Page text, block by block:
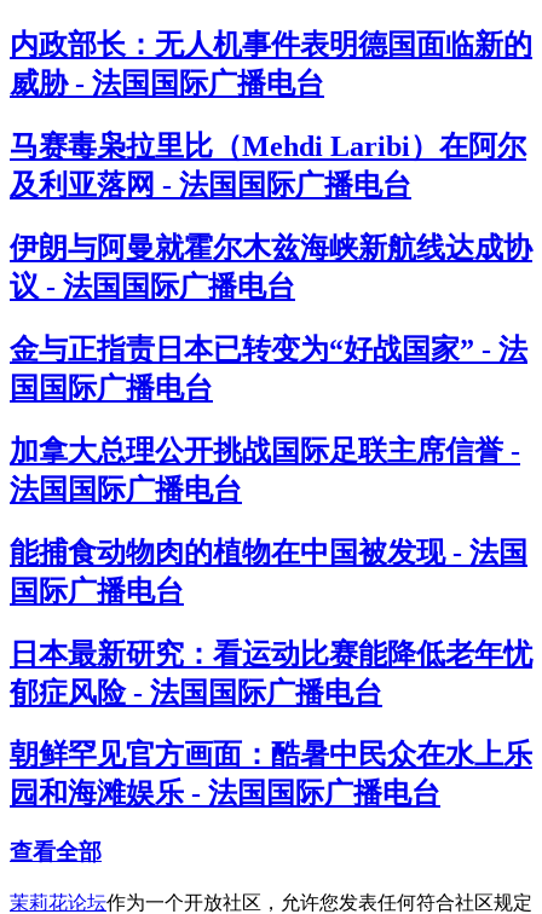
内政部长：无人机事件表明德国面临新的
威胁 - 法国国际广播电台
马赛毒枭拉里比（Mehdi Laribi）在阿尔
及利亚落网 - 法国国际广播电台
伊朗与阿曼就霍尔木兹海峡新航线达成协
议 - 法国国际广播电台
金与正指责日本已转变为“好战国家” - 法
国国际广播电台
加拿大总理公开挑战国际足联主席信誉 -
法国国际广播电台
能捕食动物肉的植物在中国被发现 - 法国
国际广播电台
日本最新研究：看运动比赛能降低老年忧
郁症风险 - 法国国际广播电台
朝鲜罕见官方画面：酷暑中民众在水上乐
园和海滩娱乐 - 法国国际广播电台
查看全部
茉莉花论坛作为一个开放社区，允许您发表任何符合社区规定